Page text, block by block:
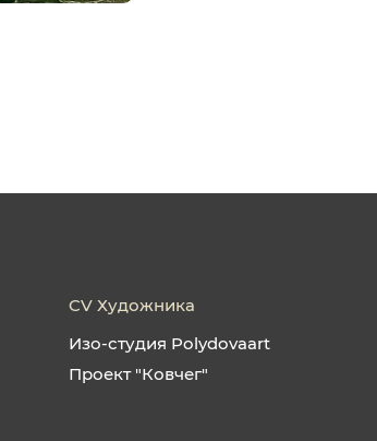
CV Художника
Изо-студия Polydovaart
Проект "Ковчег"